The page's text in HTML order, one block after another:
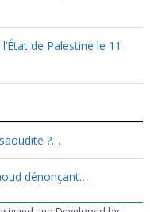
de Palestine le 11
?…
dénonçant…